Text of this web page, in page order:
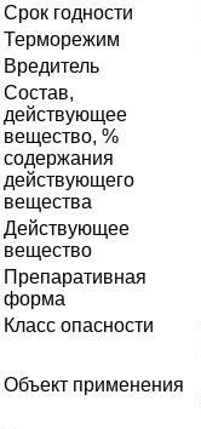
Срок годности
Терморежим
Вредитель
Состав,
действующее
вещество, %
содержания
действующего
вещества
Действующее
вещество
Препаративная
форма
Класс опасности
Объект применения